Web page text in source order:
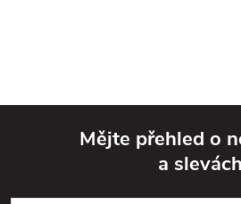
Mějte přehled o
a slevách